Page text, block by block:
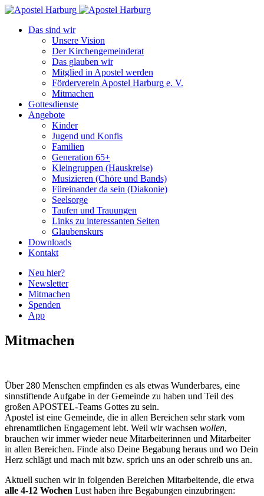
Das sind wir
Unsere Vision
Der Kirchengemeinderat
Das glauben wir
Mitglied in Apostel werden
Förderverein Apostel Harburg e. V.
Mitmachen
Gottesdienste
Angebote
Kinder
Jugend und Konfis
Familien
Generation 65+
Kleingruppen (Hauskreise)
Musizieren (Chöre und Bands)
Füreinander da sein (Diakonie)
Seelsorge
Taufen und Trauungen
Links zu interessanten Seiten
Glaubenskurs
Downloads
Kontakt
Neu hier?
Newsletter
Mitmachen
Spenden
App
Mitmachen
Über 280 Menschen empfinden es als etwas Wunderbares, eine
sinnstiftende Aufgabe in der Gemeinde zu haben und Teil des
großen APOSTEL-Teams Gottes zu sein.
Apostel ist eine Gemeinde, die in allen Bereichen sehr stark vom
ehrenamtlichen Engagement lebt. Weil wir wachsen wollen,
brauchen wir immer wieder neue Mitarbeiterinnen und Mitarbeiter
in allen Bereichen. Finde also Deine Begabung heraus und wo Dein
Herz schlägt und mach mit bzw. sprich uns an oder schreib uns an.
Aktuell suchen wir in folgenden Bereichen Mitarbeitende, die etwa
alle 4-12 Wochen Lust haben ihre Begabungen einzubringen: